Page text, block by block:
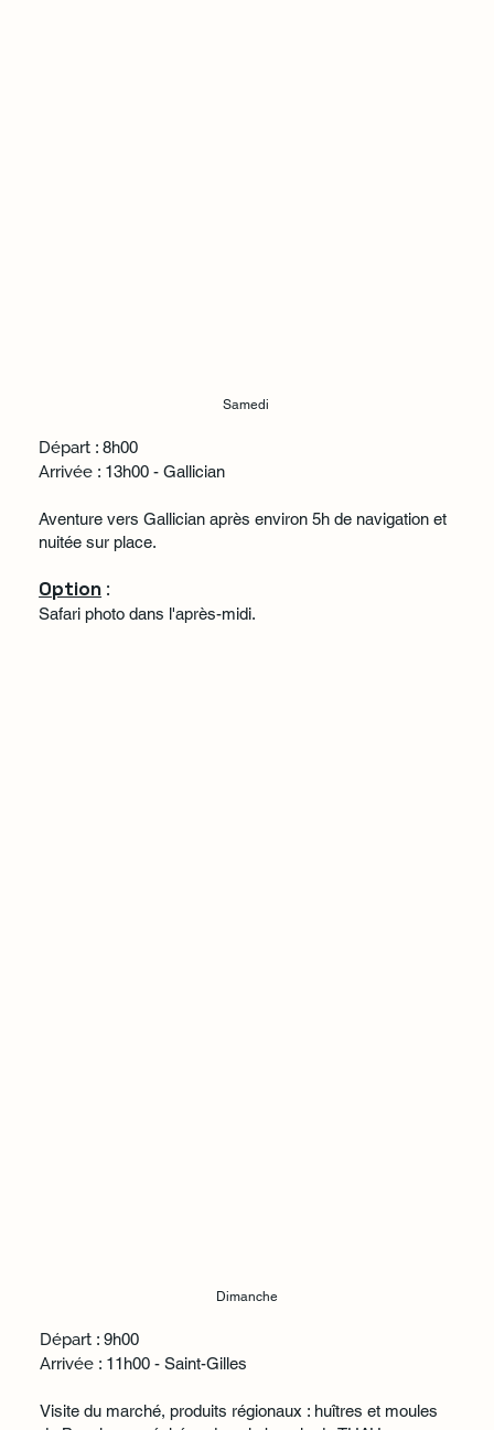
Samedi
Départ : 8h00
Arrivée : 13h00 - Gallician
Aventure vers Gallician après environ 5h de navigation et
nuitée sur place.
Option :
Safari photo dans l'après-midi.
Dimanche
Départ: 9h00
Arrivée: 11h00 - Saint-Gilles
Visite du marché, produits régionaux : huîtres et moules